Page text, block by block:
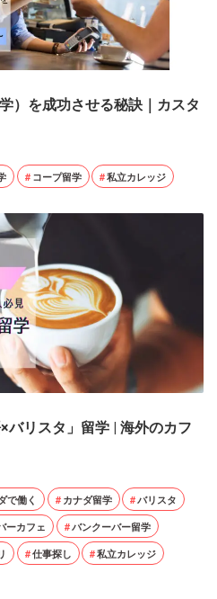
）を成功させる秘訣｜カスタ
コープ留学 私立カレッジ
バリスタ」留学 | 海外のカフ
で働く カナダ留学
バリスタ
ーカフェ
バンクーバー留学
仕事探し
私立カレッジ